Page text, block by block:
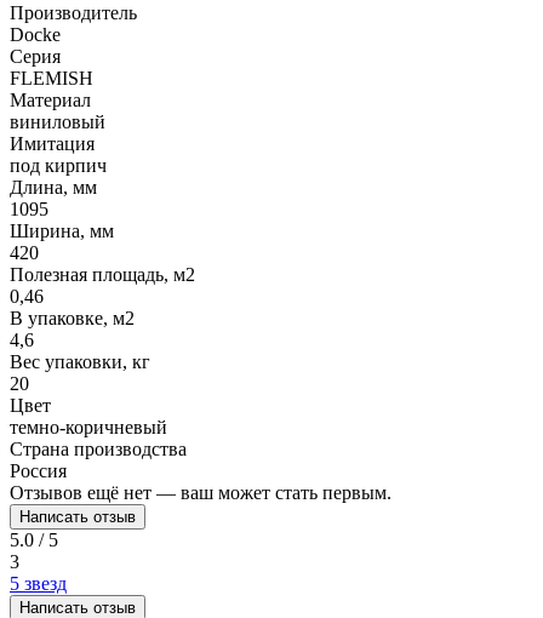
Производитель
Docke
Серия
FLEMISH
Материал
виниловый
Имитация
под кирпич
Длина, мм
1095
Ширина, мм
420
Полезная площадь, м2
0,46
В упаковке, м2
4,6
Вес упаковки, кг
20
Цвет
темно-коричневый
Страна производства
Россия
Отзывов ещё нет — ваш может стать первым.
Написать отзыв
5.0 / 5
3
5 звезд
Написать отзыв